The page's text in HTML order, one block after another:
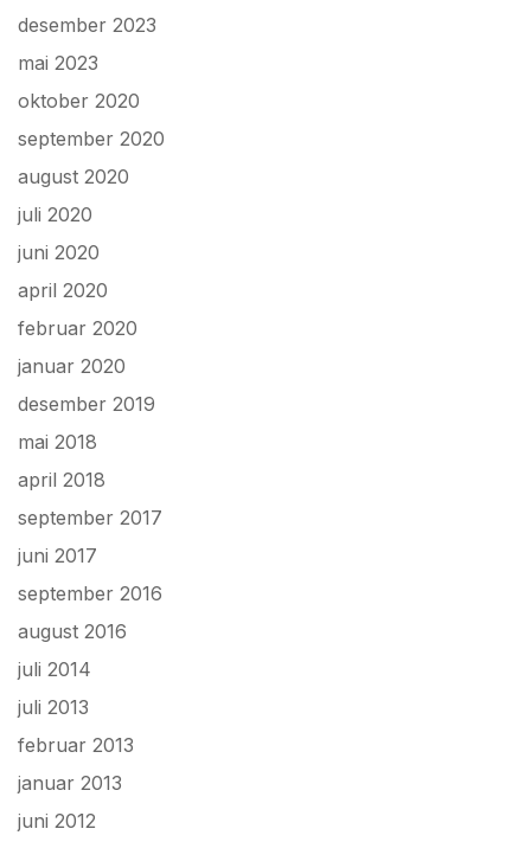
desember 2023
mai 2023
oktober 2020
september 2020
august 2020
juli 2020
juni 2020
april 2020
februar 2020
januar 2020
desember 2019
mai 2018
april 2018
september 2017
juni 2017
september 2016
august 2016
juli 2014
juli 2013
februar 2013
januar 2013
juni 2012